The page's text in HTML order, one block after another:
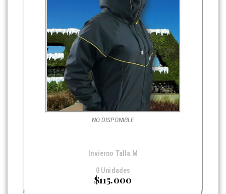
NO DISPONIBLE
Invierno Talla M
0 Unidades
$115.000